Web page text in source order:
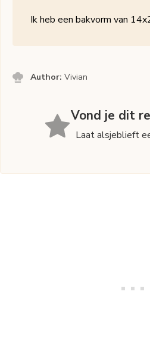
Ik heb een bakvorm van
Author:Vivian
Vond je dit
Laat alsjeblieft